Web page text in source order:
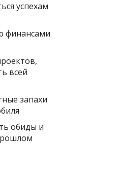
успехам
финансами
всей
запахи
обиды и